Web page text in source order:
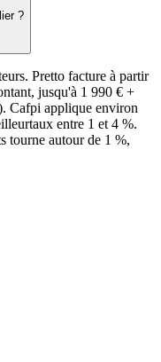
?
Pretto facture à partir
jusqu'à 1 990 € +
Cafpi applique environ
entre 1 et 4 %.
tourne autour de 1 %,